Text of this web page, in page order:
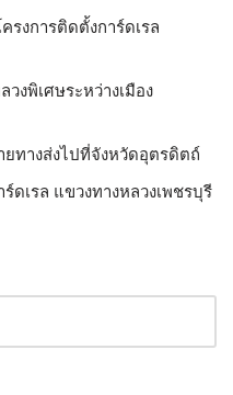
รงการติดตั้งการ์ดเรล
งพิเศษระหว่างเมือง
ยทางส่งไปที่จังหวัดอุตรดิตถ์
เรล แขวงทางหลวงเพชรบุรี